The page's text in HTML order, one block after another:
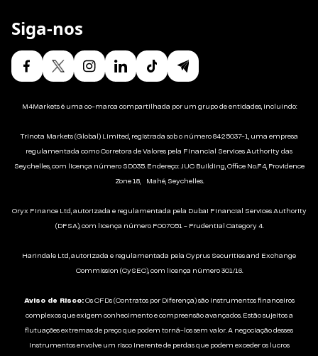
Siga-nos
M4Markets é uma co-marca compartilhada por um grupo de entidades, incluindo:
Trinota Markets (Global) Limited, registrada sob o número 8425037-1, uma empresa
regulamentada como Corretora de Valores pela Financial Services Authority das
Seychelles, com licença número SD035. Endereço: JUC Building, Office No.F4, Providence
Zone 18, Mahé, Seychelles.
Oryx Finance Ltd, autorizada e regulamentada pela Dubai Financial Services Authority
(DFSA), com licença número F007051 - Prudential Category 4.
Harindale Ltd, autorizada e regulamentada pela Cyprus Securities and Exchange
Commission (CySEC), com licença número 301/16.
Aviso de Risco:Os CFDs (Contratos por Diferença) são instrumentos financeiros
complexos que exigem conhecimento e compreensão avançados. Estão sujeitos a
flutuações extremas de preço que podem torná-los sem valor. A negociação desses
instrumentos envolve um risco inerente de perdas que podem exceder os lucros